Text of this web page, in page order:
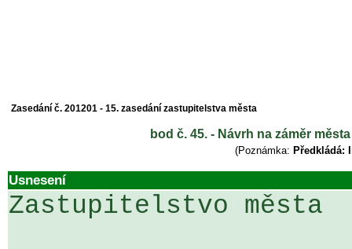
Zasedání č. 201201 - 15. zasedání zastupitelstva města
bod č. 45. - Návrh na záměr
(Poznámka: Předkládá:
Usnesení
Zastupitelstvo města